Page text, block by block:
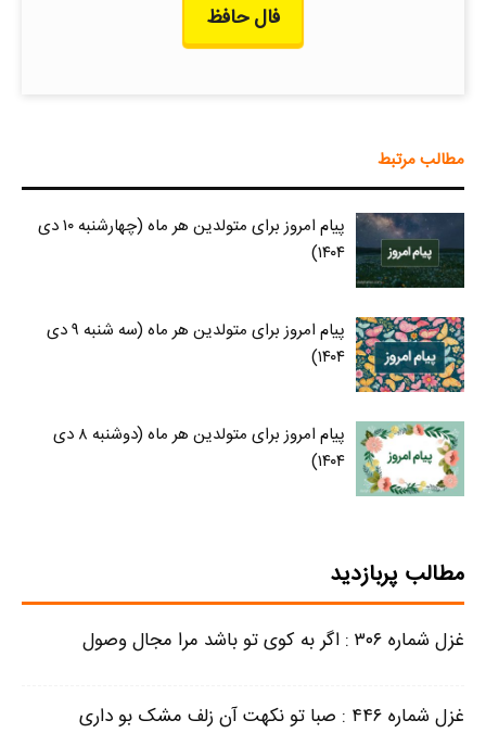
فال حافظ
مطالب مرتبط
پیام امروز برای متولدین هر ماه (چهارشنبه ۱۰ دی
۱۴۰۴)
پیام امروز برای متولدین هر ماه (سه شنبه ۹ دی
۱۴۰۴)
پیام امروز برای متولدین هر ماه (دوشنبه ۸ دی
۱۴۰۴)
مطالب پربازدید
غزل شماره ۳۰۶ : اگر به کوی تو باشد مرا مجال وصول
غزل شماره ۴۴۶ : صبا تو نکهت آن زلف مشک بو داری